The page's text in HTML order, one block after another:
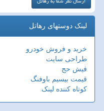
لینک دوستهای رهاتل
خرید و فروش خودرو
طراحی سایت
فیش حج
قیمت بیسیم باوفنگ
کوتاه کننده لینک